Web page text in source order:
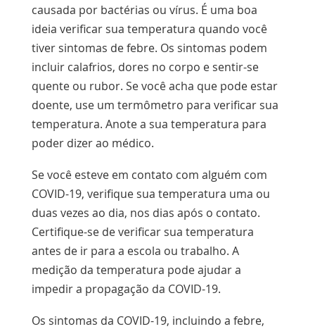
causada por bactérias ou vírus. É uma boa
ideia verificar sua temperatura quando você
tiver sintomas de febre. Os sintomas podem
incluir calafrios, dores no corpo e sentir-se
quente ou rubor. Se você acha que pode estar
doente, use um termômetro para verificar sua
temperatura. Anote a sua temperatura para
poder dizer ao médico.
Se você esteve em contato com alguém com
COVID-19, verifique sua temperatura uma ou
duas vezes ao dia, nos dias após o contato.
Certifique-se de verificar sua temperatura
antes de ir para a escola ou trabalho. A
medição da temperatura pode ajudar a
impedir a propagação da COVID-19.
Os sintomas da COVID-19, incluindo a febre,